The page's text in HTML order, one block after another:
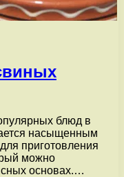
блюд в
насыщенным
приготовления
можно
основах.…